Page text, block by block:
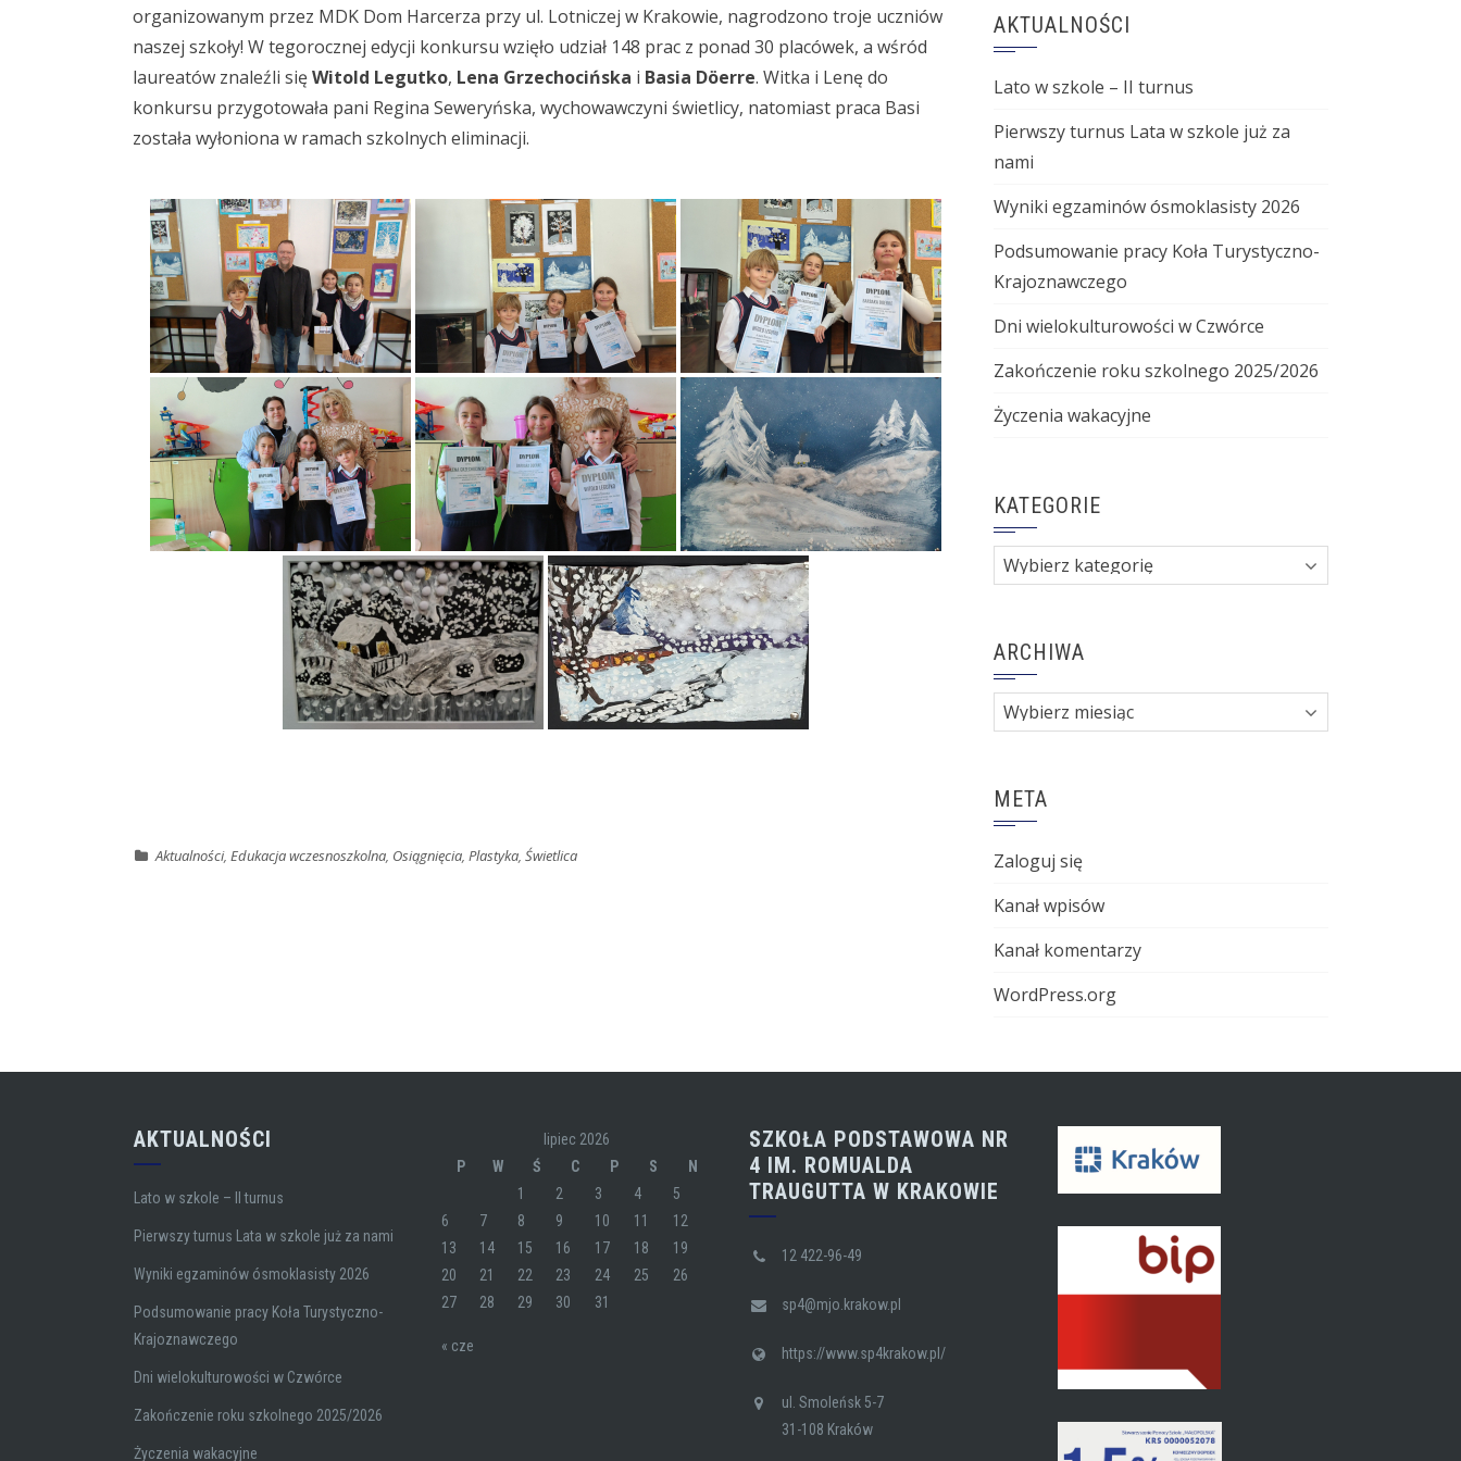
organizowanym przez MDK Dom Harcerza przy ul. Lotniczej w Krakowie, nagrodzono troje uczniów
naszej szkoły! W tegorocznej edycji konkursu wzięło udział 148 prac z ponad 30 placówek, a wśród
laureatów znaleźli sięWitold Legutko, Lena Grzechocińska i Basia Döerre. Witka i Lenę do
konkursu przygotowała pani Regina Seweryńska, wychowawczyni świetlicy, natomiast praca Basi
została wyłoniona w ramach szkolnych eliminacji.
Aktualności,Edukacja wczesnoszkolna, Osiągnięcia,Plastyka,Świetlica
AKTUALNOŚCI
Lato w szkole – II turnus
Pierwszy turnus Lata w szkole już za
nami
Wyniki egzaminów ósmoklasisty 2026
Podsumowanie pracy Koła Turystyczno-
Krajoznawczego
Dni wielokulturowości w Czwórce
Zakończenie roku szkolnego 2025/2026
Życzenia wakacyjne
KATEGORIE
Kategorie
ARCHIWA
Archiwa
META
Zaloguj się
Kanał wpisów
Kanał komentarzy
WordPress.org
AKTUALNOŚCI
Lato w szkole – II turnus
Pierwszy turnus Lata w szkole już za nami
Wyniki egzaminów ósmoklasisty 2026
Podsumowanie pracy Koła Turystyczno-
Krajoznawczego
Dni wielokulturowości w Czwórce
Zakończenie roku szkolnego 2025/2026
Życzenia wakacyjne
lipiec 2026
P
W Ś C P S
N
1
2 3 4
5
6
7 8 9 10 11
12
13
14 15 16 17 18
19
20
21 22 23 24 25
26
27
28 29 30 31
« cze
SZKOŁA PODSTAWOWA NR
4 IM. ROMUALDA
TRAUGUTTA W KRAKOWIE
12 422-96-49
sp4@mjo.krakow.pl
https://www.sp4krakow.pl/
ul. Smoleńsk 5-7
31-108 Kraków